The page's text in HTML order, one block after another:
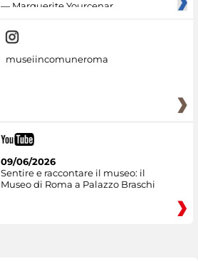
— Marguerite Yourcenar
museiincomuneroma
09/06/2026
Sentire e raccontare il museo: il
Museo di Roma a Palazzo Braschi